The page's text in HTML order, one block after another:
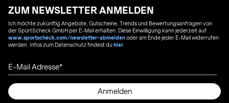
ZUM NEWSLETTER ANMELDEN
Ich möchte zukünftig Angebote, Gutscheine, Trends und Bewertungsanfragen von
der SportScheck GmbH per E-Mail erhalten. Diese Einwilligung kann jederzeit auf
www.sportscheck.com/newsletter-abmeldenoder am Ende jeder E-Mail widerrufen
werden. Infos zum Datenschutz findest duhier
E-Mail Adresse
Anmelden